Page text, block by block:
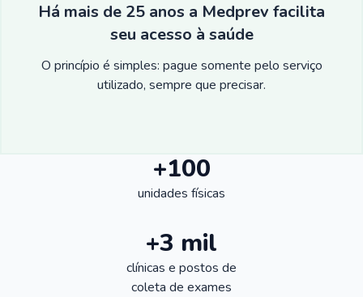
Há mais de 25 anos a Medprev facilita
seu acesso à saúde
O princípio é simples: pague somente pelo serviço
utilizado, sempre que precisar.
+100
unidades físicas
+3 mil
clínicas e postos de
coleta de exames